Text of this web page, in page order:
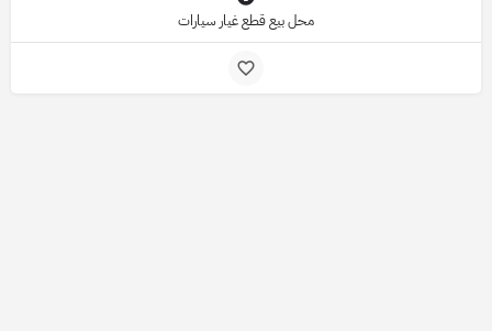
محل بيع قطع غيار سيارات